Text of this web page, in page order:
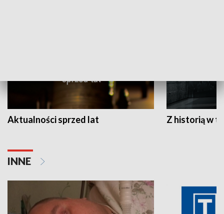
Aktualności sprzed lat Z historią w
INNE